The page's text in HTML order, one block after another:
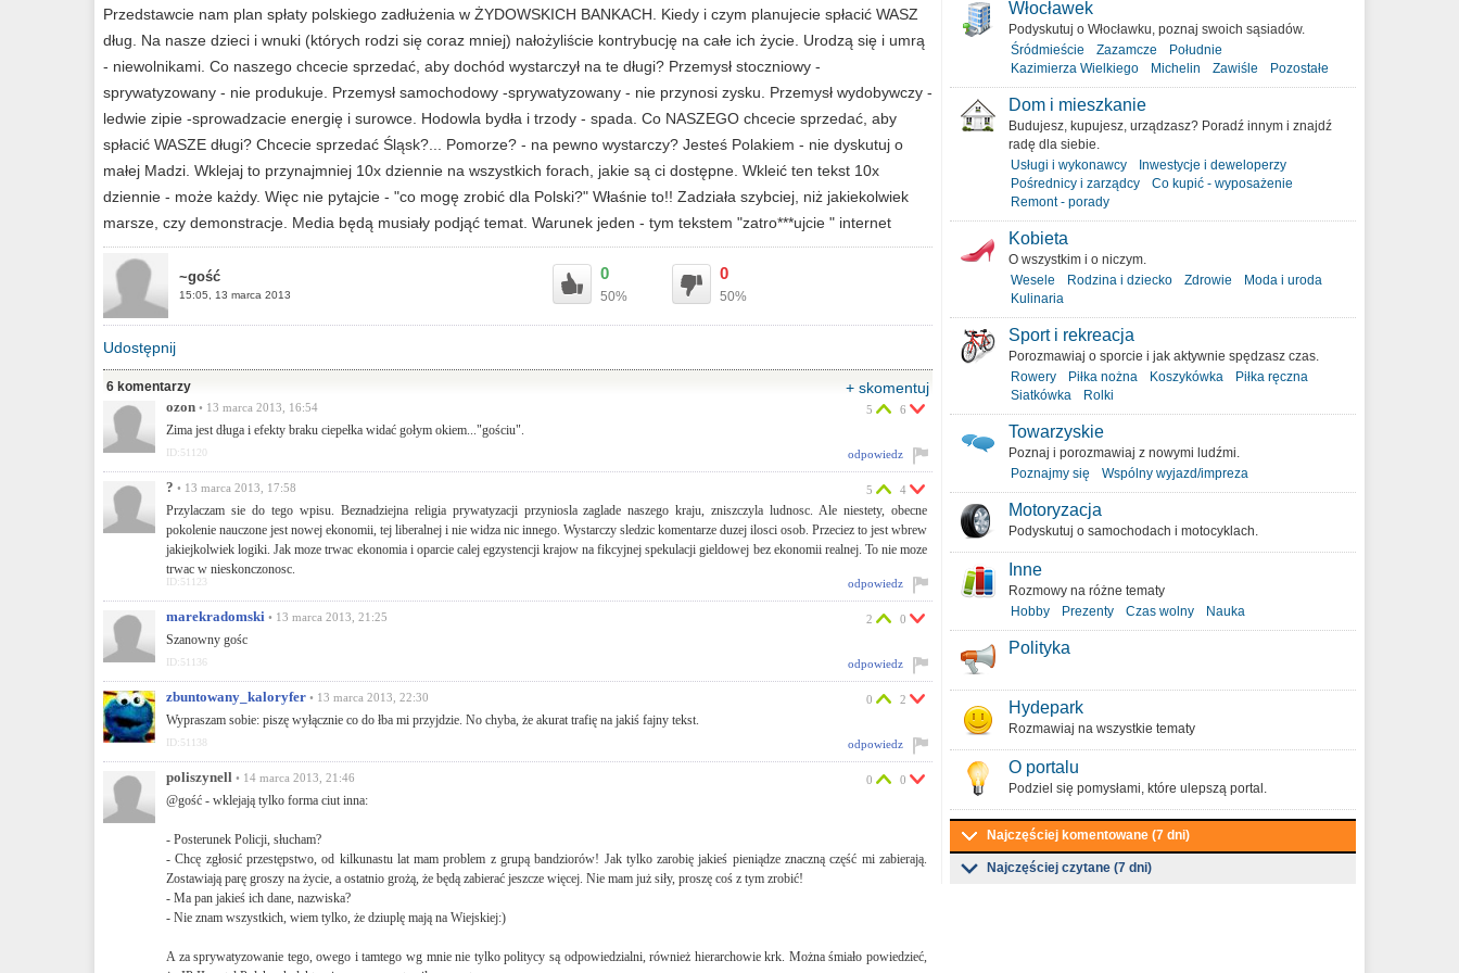
Przedstawcie nam plan spłaty polskiego zadłużenia w ŻYDOWSKICH BANKACH. Kiedy i czym planujecie spłacić WASZ
dług. Na nasze dzieci i wnuki (których rodzi się coraz mniej) nałożyliście kontrybucję na całe ich życie. Urodzą się i umrą
- niewolnikami. Co naszego chcecie sprzedać, aby dochód wystarczył na te długi? Przemysł stoczniowy -
sprywatyzowany - nie produkuje. Przemysł samochodowy -sprywatyzowany - nie przynosi zysku. Przemysł wydobywczy -
ledwie zipie -sprowadzacie energię i surowce. Hodowla bydła i trzody - spada. Co NASZEGO chcecie sprzedać, aby
spłacić WASZE długi? Chcecie sprzedać Śląsk?... Pomorze? - na pewno wystarczy? Jesteś Polakiem - nie dyskutuj o
małej Madzi. Wklejaj to przynajmniej 10x dziennie na wszystkich forach, jakie są ci dostępne. Wkleić ten tekst 10x
dziennie - może każdy. Więc nie pytajcie - "co mogę zrobić dla Polski?" Właśnie to!! Zadziała szybciej, niż jakiekolwiek
marsze, czy demonstracje. Media będą musiały podjąć temat. Warunek jeden - tym tekstem "zatro***ujcie " internet
~gość
15:05, 13 marca 2013
0
50%
0
50%
Udostępnij
6 komentarzy + skomentuj
ozon • 13 marca 2013, 16:54
Zima jest długa i efekty braku ciepełka widać gołym okiem..."gościu".
5 6
odpowiedz
ID:51120
? • 13 marca 2013, 17:58
Przylaczam sie do tego wpisu. Beznadziejna religia prywatyzacji przyniosla zaglade naszego kraju, zniszczyla ludnosc. Ale niestety, obecne
pokolenie nauczone jest nowej ekonomii, tej liberalnej i nie widza nic innego. Wystarczy sledzic komentarze duzej ilosci osob. Przeciez to jest wbrew
jakiejkolwiek logiki. Jak moze trwac ekonomia i oparcie calej egzystencji krajow na fikcyjnej spekulacji gieldowej bez ekonomii realnej. To nie moze
trwac w nieskonczonosc.
5 4
odpowiedz
ID:51123
marekradomski • 13 marca 2013, 21:25
Szanowny gośc
2 0
odpowiedz
ID:51136
zbuntowany_kaloryfer • 13 marca 2013, 22:30
Wypraszam sobie: piszę wyłącznie co do łba mi przyjdzie. No chyba, że akurat trafię na jakiś fajny tekst.
0 2
odpowiedz
ID:51138
poliszynell • 14 marca 2013, 21:46
@gość - wklejają tylko forma ciut inna:
- Posterunek Policji, słucham?
- Chcę zgłosić przestępstwo, od kilkunastu lat mam problem z grupą bandziorów! Jak tylko zarobię jakieś pieniądze znaczną część mi zabierają.
Zostawiają parę groszy na życie, a ostatnio grożą, że będą zabierać jeszcze więcej. Nie mam już siły, proszę coś z tym zrobić!
- Ma pan jakieś ich dane, nazwiska?
- Nie znam wszystkich, wiem tylko, że dziuplę mają na Wiejskiej:)
A za sprywatyzowanie tego, owego i tamtego wg mnie nie tylko politycy są odpowiedzialni, również hierarchowie krk. Można śmiało powiedzieć,
0 0
Włocławek
Podyskutuj o Włocławku, poznaj swoich sąsiadów.
Śródmieście
Zazamcze
Południe
Kazimierza Wielkiego
Michelin Zawiśle Pozostałe
Dom i mieszkanie
Budujesz, kupujesz, urządzasz? Poradź innym i znajdź
radę dla siebie.
Usługi i wykonawcy
Inwestycje i deweloperzy
Pośrednicy i zarządcy
Co kupić - wyposażenie
Remont - porady
Kobieta
O wszystkim i o niczym.
Wesele
Rodzina i dziecko Zdrowie
Moda i uroda
Kulinaria
Sport i rekreacja
Porozmawiaj o sporcie i jak aktywnie spędzasz czas.
Rowery
Piłka nożna Koszykówka
Piłka ręczna
Siatkówka
Rolki
Towarzyskie
Poznaj i porozmawiaj z nowymi ludźmi.
Poznajmy się
Wspólny wyjazd/impreza
Motoryzacja
Podyskutuj o samochodach i motocyklach.
Inne
Rozmowy na różne tematy
Hobby
Prezenty Czas wolny Nauka
Polityka
Hydepark
Rozmawiaj na wszystkie tematy
O portalu
Podziel się pomysłami, które ulepszą portal.
Najczęściej komentowane (7 dni)
Najczęściej czytane (7 dni)